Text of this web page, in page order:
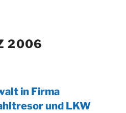
2006
in Firma
und LKW